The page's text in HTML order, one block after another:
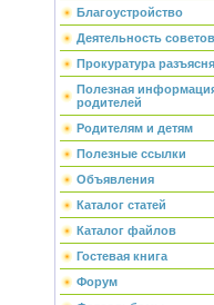
Благоустройство
Деятельность советов
Прокуратура
Полезная
родителей
Родителям и детям
Полезные ссылки
Объявления
Каталог статей
Каталог файлов
Гостевая книга
Форум